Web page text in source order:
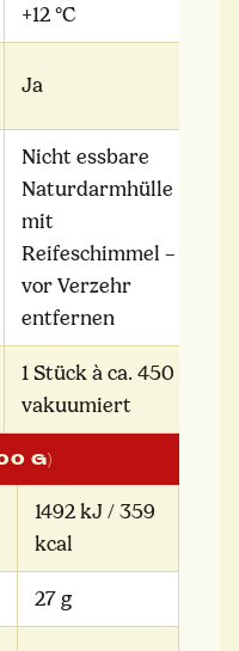
+12 °C
Ja
Nicht essbare
Naturdarmhülle
mit
Reifeschimmel –
vor Verzehr
entfernen
1 Stück à ca. 450 g,
vakuumiert
G)
1492 kJ / 359
kcal
27 g